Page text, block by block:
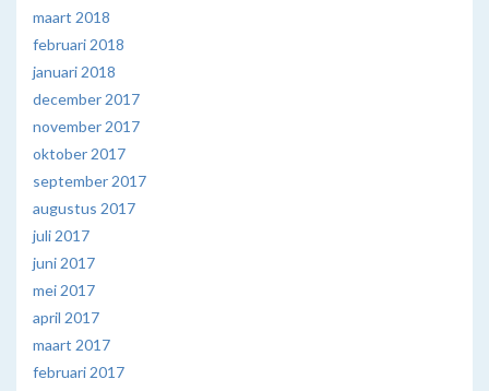
maart 2018
februari 2018
januari 2018
december 2017
november 2017
oktober 2017
september 2017
augustus 2017
juli 2017
juni 2017
mei 2017
april 2017
maart 2017
februari 2017